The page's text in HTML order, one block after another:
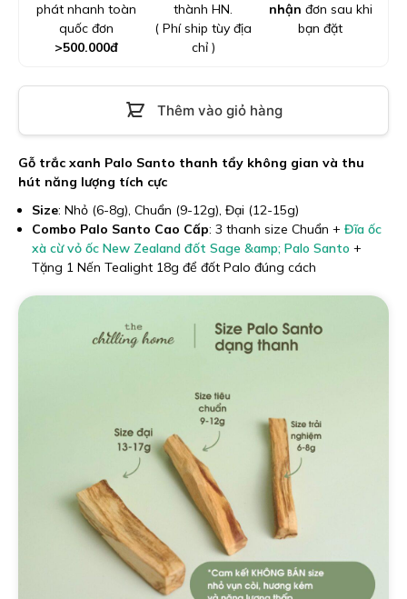
phát nhanh toàn
quốc đơn
>500.000đ
thành HN.
( Phí ship tùy địa
chỉ )
nhận đơn sau khi
bạn đặt
Thêm vào giỏ hàng
Gỗ trắc xanh Palo Santo thanh tẩy không gian và thu
hút năng lượng tích cực
Size: Nhỏ (6-8g), Chuẩn (9-12g), Đại (12-15g)
Combo Palo Santo Cao Cấp: 3 thanh size Chuẩn + Đĩa ốc
xà cừ vỏ ốc New Zealand đốt Sage &amp; Palo Santo +
Tặng 1 Nến Tealight 18g để đốt Palo đúng cách